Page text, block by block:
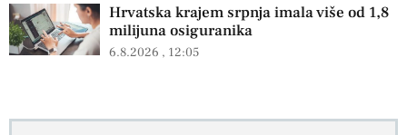
Hrvatska krajem srpnja imala više od 1,8
milijuna osiguranika
6.8.2026 12:05